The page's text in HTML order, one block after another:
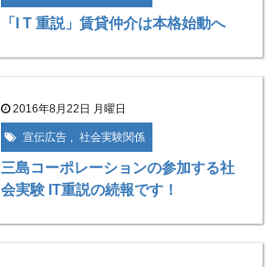
「I T 重説」賃貸仲介は本格始動へ
2016年8月22日 月曜日
宣伝広告 社会実験関係
三島コーポレーションの参加する社
会実験 IT重説の続報です！